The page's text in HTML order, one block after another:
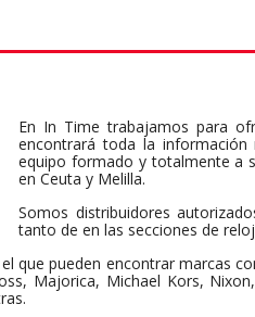
En In Time trabajamos para
encontrará toda la
equipo formado y totalmente a
en Ceuta y Melilla.
Somos distribuidores
tanto de en las secciones de
pueden encontrar marcas
Majorica, Michael Kors,